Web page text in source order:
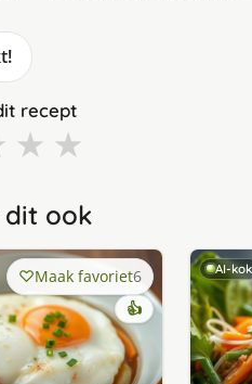
recept
★ ★
dit ook
Maak favoriet6
👍
AI-kok